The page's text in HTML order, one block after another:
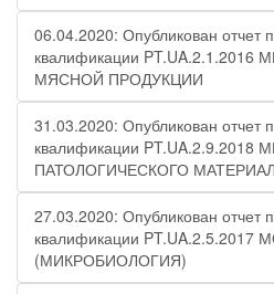
06.04.2020: Опубликован отчет
квалификации
МЯСНОЙ ПРОДУКЦИИ
31.03.2020: Опубликован отчет
квалификации
ПАТОЛОГИЧЕСКОГО
27.03.2020: Опубликован отчет
квалификации
(МИКРОБИОЛОГИЯ)